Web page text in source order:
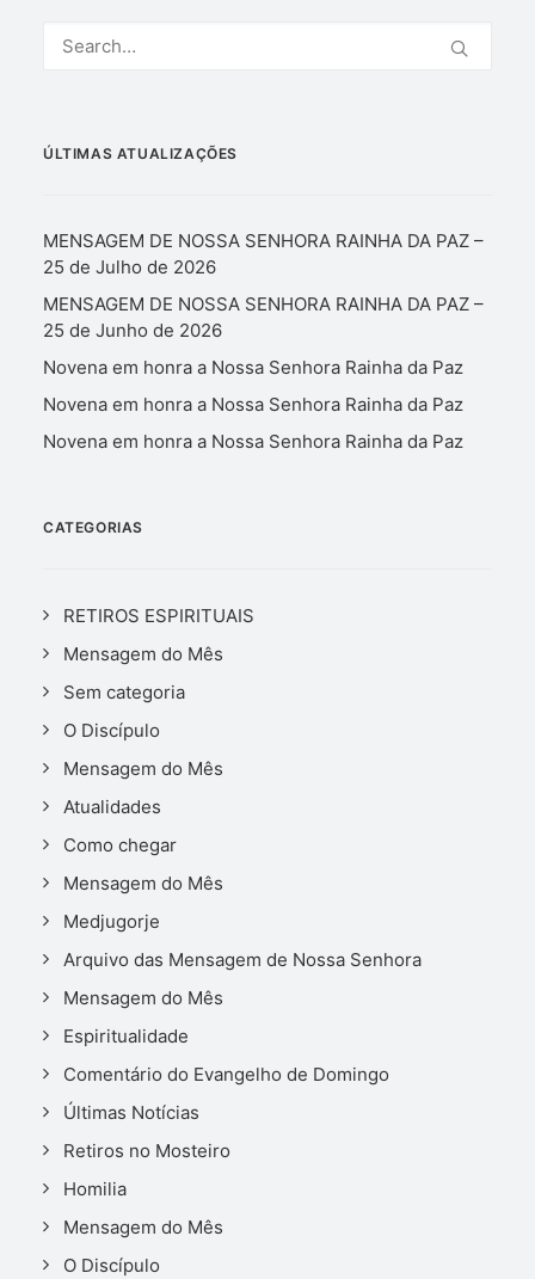
ÚLTIMAS ATUALIZAÇÕES
MENSAGEM DE NOSSA SENHORA RAINHA DA PAZ –
25 de Julho de 2026
MENSAGEM DE NOSSA SENHORA RAINHA DA PAZ –
25 de Junho de 2026
Novena em honra a Nossa Senhora Rainha da Paz
Novena em honra a Nossa Senhora Rainha da Paz
Novena em honra a Nossa Senhora Rainha da Paz
CATEGORIAS
RETIROS ESPIRITUAIS
Mensagem do Mês
Sem categoria
O Discípulo
Mensagem do Mês
Atualidades
Como chegar
Mensagem do Mês
Medjugorje
Arquivo das Mensagem de Nossa Senhora
Mensagem do Mês
Espiritualidade
Comentário do Evangelho de Domingo
Últimas Notícias
Retiros no Mosteiro
Homilia
Mensagem do Mês
O Discípulo